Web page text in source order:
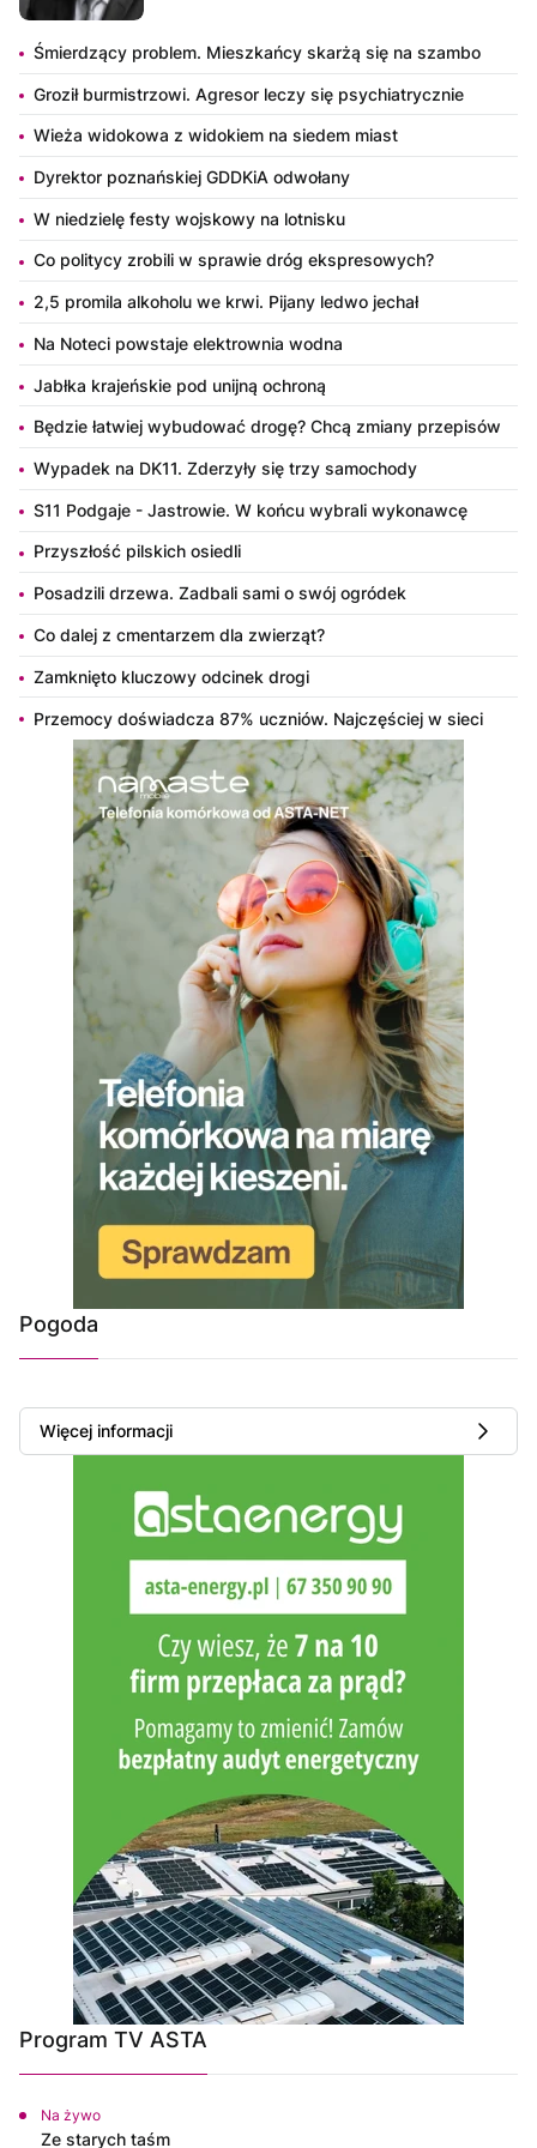
Śmierdzący problem. Mieszkańcy skarżą się na szambo
Groził burmistrzowi. Agresor leczy się psychiatrycznie
Wieża widokowa z widokiem na siedem miast
Dyrektor poznańskiej GDDKiA odwołany
W niedzielę festy wojskowy na lotnisku
Co politycy zrobili w sprawie dróg ekspresowych?
2,5 promila alkoholu we krwi. Pijany ledwo jechał
Na Noteci powstaje elektrownia wodna
Jabłka krajeńskie pod unijną ochroną
Będzie łatwiej wybudować drogę? Chcą zmiany przepisów
Wypadek na DK11. Zderzyły się trzy samochody
S11 Podgaje - Jastrowie. W końcu wybrali wykonawcę
Przyszłość pilskich osiedli
Posadzili drzewa. Zadbali sami o swój ogródek
Co dalej z cmentarzem dla zwierząt?
Zamknięto kluczowy odcinek drogi
Przemocy doświadcza 87% uczniów. Najczęściej w sieci
Pogoda
Więcej informacji
Program TV ASTA
Na żywo
Ze starych taśm